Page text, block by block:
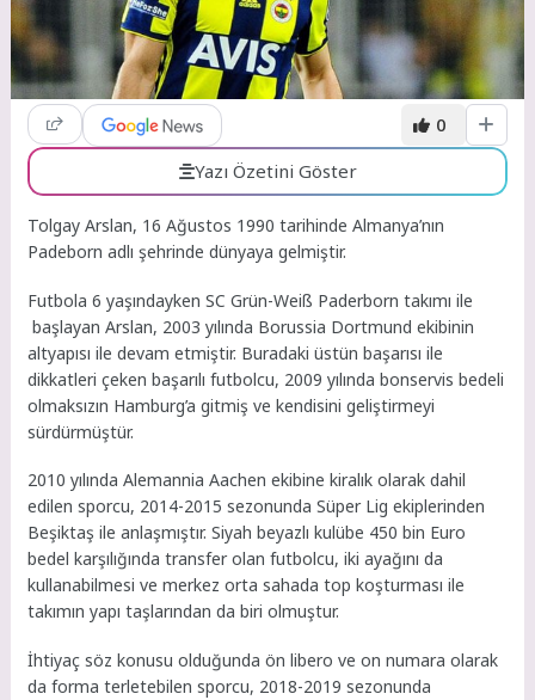
0
Yazı Özetini Göster
Tolgay Arslan, 16 Ağustos 1990 tarihinde Almanya’nın
Padeborn adlı şehrinde dünyaya gelmiştir.
Futbola 6 yaşındayken SC Grün-Weiß Paderborn takımı ile
başlayan Arslan, 2003 yılında Borussia Dortmund ekibinin
altyapısı ile devam etmiştir. Buradaki üstün başarısı ile
dikkatleri çeken başarılı futbolcu, 2009 yılında bonservis bedeli
olmaksızın Hamburg’a gitmiş ve kendisini geliştirmeyi
sürdürmüştür.
2010 yılında Alemannia Aachen ekibine kiralık olarak dahil
edilen sporcu, 2014-2015 sezonunda Süper Lig ekiplerinden
Beşiktaş ile anlaşmıştır. Siyah beyazlı kulübe 450 bin Euro
bedel karşılığında transfer olan futbolcu, iki ayağını da
kullanabilmesi ve merkez orta sahada top koşturması ile
takımın yapı taşlarından da biri olmuştur.
İhtiyaç söz konusu olduğunda ön libero ve on numara olarak
da forma terletebilen sporcu, 2018-2019 sezonunda